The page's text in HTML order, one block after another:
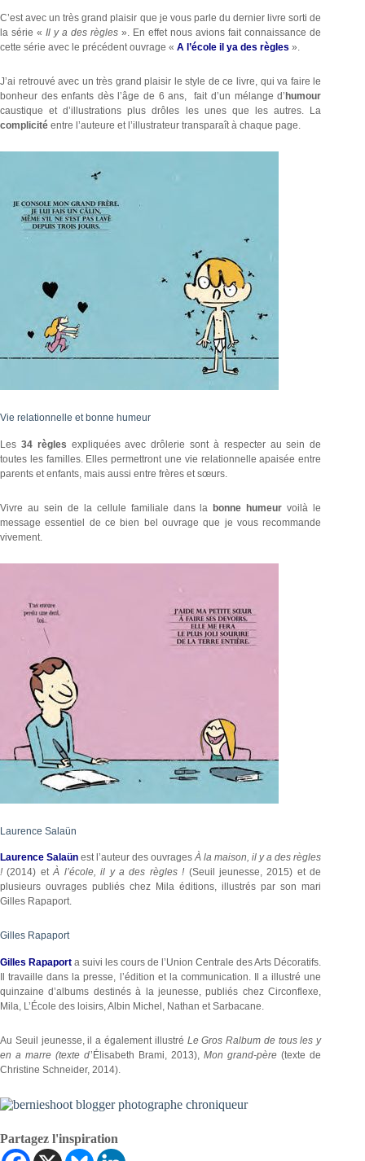
C’est avec un très grand plaisir que je vous parle du dernier livre sorti de
la série «Il y a des règles ». En effet nous avions fait connaissance de
cette série avec le précédent ouvrage « A l’école il ya des règles ».
J’ai retrouvé avec un très grand plaisir le style de ce livre, qui va faire le
bonheur des enfants dès l’âge de 6 ans, fait d’un mélange d’humour
caustique et d’illustrations plus drôles les unes que les autres. La
complicité entre l’auteure et l’illustrateur transparaît à chaque page.
Vie relationnelle et bonne humeur
Les 34 règles expliquées avec drôlerie sont à respecter au sein de
toutes les familles. Elles permettront une vie relationnelle apaisée entre
parents et enfants, mais aussi entre frères et sœurs.
Vivre au sein de la cellule familiale dans labonne humeur voilà le
message essentiel de ce bien bel ouvrage que je vous recommande
vivement.
Laurence Salaün
Laurence Salaün est l’auteur des ouvragesÀ la maison, il y a des règles
!(2014) etÀ l’école, il y a des règles ! (Seuil jeunesse, 2015) et de
plusieurs ouvrages publiés chez Mila éditions, illustrés par son mari
Gilles Rapaport.
Gilles Rapaport
Gilles Rapaport a suivi les cours de l’Union Centrale des Arts Décoratifs.
Il travaille dans la presse, l’édition et la communication. Il a illustré une
quinzaine d’albums destinés à la jeunesse, publiés chez Circonflexe,
Mila, L’École des loisirs, Albin Michel, Nathan et Sarbacane.
Au Seuil jeunesse, il a également illustré Le Gros Ralbum de tous les y
en a marre (texte d’Élisabeth Brami, 2013), Mon grand-père(texte de
Christine Schneider, 2014).
Partagez l'inspiration